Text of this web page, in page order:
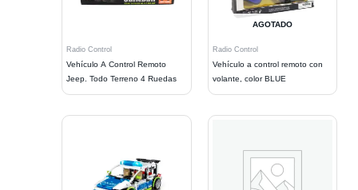
Radio Control
Vehículo A Control Remoto
Jeep. Todo Terreno 4 Ruedas
AGOTADO
Radio Control
Vehículo a control remoto con
volante, color BLUE